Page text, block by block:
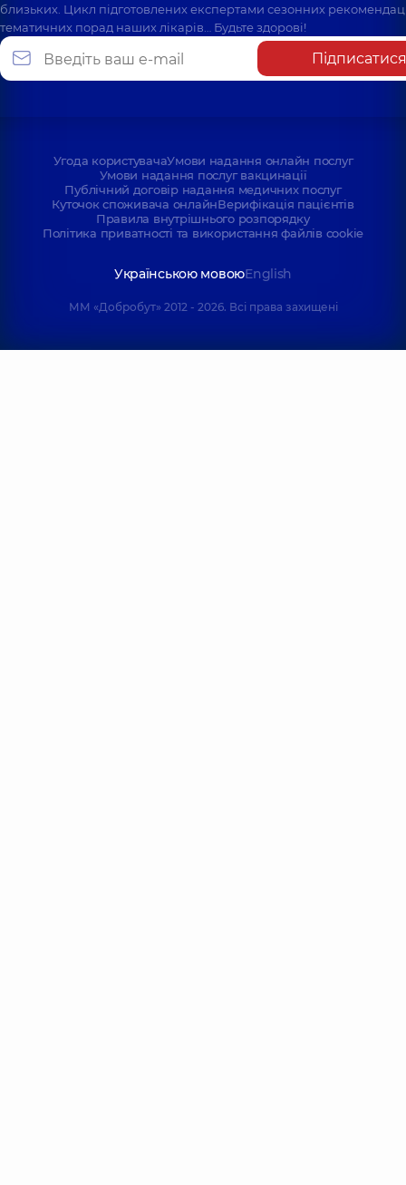
близьких. Цикл підготовлених експертами сезонних
тематичних порад наших лікарів… Будьте здорові!
Підписатися
Угода користувачаУмови надання онлайн послуг
Умови надання послуг вакцинації
Публічний договір надання медичних послуг
Куточок споживача онлайнВерифікація пацієнтів
Правила внутрішнього розпорядку
Політика приватності та використання файлів cookie
Українською мовоюEnglish
ММ «Добробут» 2012 - 2026. Всі права захищені